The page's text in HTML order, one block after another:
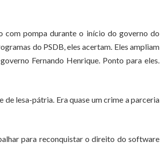
com pompa durante o início do governo do
do PSDB, eles acertam. Eles ampliam
Fernando Henrique. Ponto para eles.
de lesa-pátria. Era quase um crime a parceria
para reconquistar o direito do software